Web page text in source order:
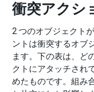
衝突アクシ
2 つのオブジェクト
ントは衝突するオブ
ます。下の表は、ど
クトにアタッチされ
めたものです。組み